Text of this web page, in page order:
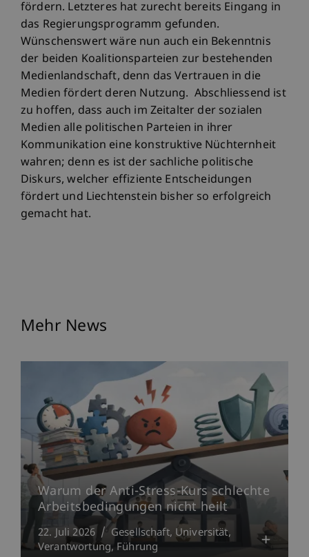
fördern. Letzteres hat zurecht bereits Eingang in
das Regierungsprogramm gefunden.
Wünschenswert wäre nun auch ein Bekenntnis
der beiden Koalitionsparteien zur bestehenden
Medienlandschaft, denn das Vertrauen in die
Medien fördert deren Nutzung. Abschliessend ist
zu hoffen, dass auch im Zeitalter der sozialen
Medien alle politischen Parteien in ihrer
Kommunikation eine konstruktive Nüchternheit
wahren; denn es ist der sachliche politische
Diskurs, welcher effiziente Entscheidungen
fördert und Liechtenstein bisher so erfolgreich
gemacht hat.
Mehr News
Warum der Anti-Stress-Kurs schlechte
Arbeitsbedingungen nicht heilt
22. Juli 2026 Gesellschaft Universität
Verantwortung Führung